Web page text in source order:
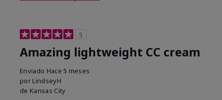
5
Amazing lightweight CC cream
Enviado Hace 5 meses
por LindseyH
de Kansas City